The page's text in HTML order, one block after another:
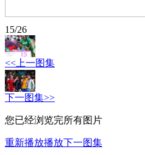
15/26
<<上一图集
下一图集>>
您已经浏览完所有图片
重新播放播放下一图集